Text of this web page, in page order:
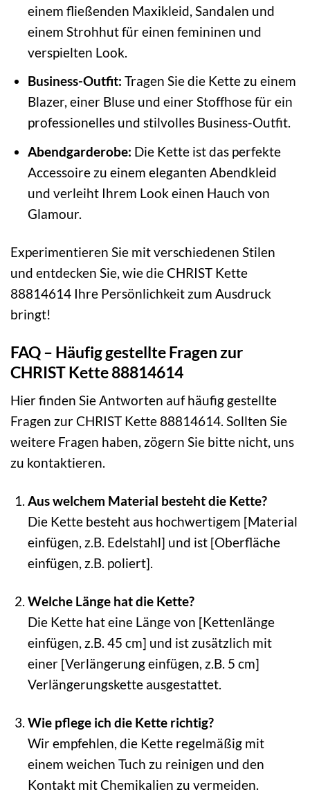
einem fließenden Maxikleid, Sandalen und
einem Strohhut für einen femininen und
verspielten Look.
Business-Outfit: Tragen Sie die Kette zu einem
Blazer, einer Bluse und einer Stoffhose für ein
professionelles und stilvolles Business-Outfit.
Abendgarderobe: Die Kette ist das perfekte
Accessoire zu einem eleganten Abendkleid
und verleiht Ihrem Look einen Hauch von
Glamour.
Experimentieren Sie mit verschiedenen Stilen
und entdecken Sie, wie die CHRIST Kette
88814614 Ihre Persönlichkeit zum Ausdruck
bringt!
FAQ – Häufig gestellte Fragen zur
CHRIST Kette 88814614
Hier finden Sie Antworten auf häufig gestellte
Fragen zur CHRIST Kette 88814614. Sollten Sie
weitere Fragen haben, zögern Sie bitte nicht, uns
zu kontaktieren.
Aus welchem Material besteht die Kette?
Die Kette besteht aus hochwertigem [Material
einfügen, z.B. Edelstahl] und ist [Oberfläche
einfügen, z.B. poliert].
Welche Länge hat die Kette?
Die Kette hat eine Länge von [Kettenlänge
einfügen, z.B. 45 cm] und ist zusätzlich mit
einer [Verlängerung einfügen, z.B. 5 cm]
Verlängerungskette ausgestattet.
Wie pflege ich die Kette richtig?
Wir empfehlen, die Kette regelmäßig mit
einem weichen Tuch zu reinigen und den
Kontakt mit Chemikalien zu vermeiden.